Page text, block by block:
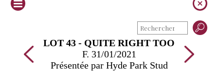
LOT 43 - QUITE RIGHT TOO
F. 31/01/2021
Présentée par Hyde Park Stud